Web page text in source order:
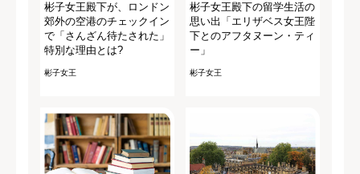
彬子女王殿下が、ロンドン
郊外の空港のチェックイン
で「さんざん待たされた」
特別な理由とは?
彬子女王
彬子女王殿下の留学生活の
思い出「エリザベス女王陛
下とのアフタヌーン・ティ
ー」
彬子女王